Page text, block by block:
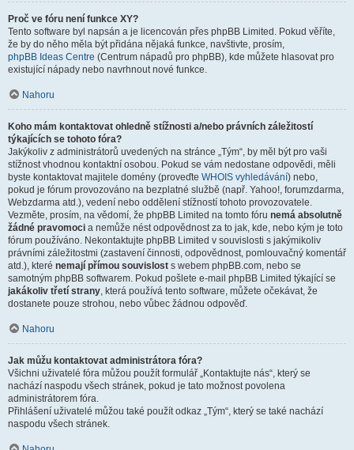
Proč ve fóru není funkce XY?
Tento software byl napsán a je licencován přes phpBB Limited. Pokud věříte,
že by do něho měla být přidána nějaká funkce, navštivte, prosím,
phpBB Ideas Centre (Centrum nápadů pro phpBB), kde můžete hlasovat pro
existující nápady nebo navrhnout nové funkce.
Nahoru
Koho mám kontaktovat ohledně stížnosti a/nebo právních záležitostí
týkajících se tohoto fóra?
Jakýkoliv z administrátorů uvedených na stránce „Tým“, by měl být pro vaši
stížnost vhodnou kontaktní osobou. Pokud se vám nedostane odpovědi, měli
byste kontaktovat majitele domény (proveďte WHOIS vyhledávání) nebo,
pokud je fórum provozováno na bezplatné službě (např. Yahoo!, forumzdarma,
Webzdarma atd.), vedení nebo oddělení stížností tohoto provozovatele.
Vezměte, prosím, na vědomí, že phpBB Limited na tomto fóru nemá absolutně
žádné pravomoci a nemůže nést odpovědnost za to jak, kde, nebo kým je toto
fórum používáno. Nekontaktujte phpBB Limited v souvislosti s jakýmikoliv
právními záležitostmi (zastavení činnosti, odpovědnost, pomlouvačný komentář
atd.), které nemají přímou souvislost s webem phpBB.com, nebo se
samotným phpBB softwarem. Pokud pošlete e-mail phpBB Limited týkající se
jakákoliv třetí strany, která používá tento software, můžete očekávat, že
dostanete pouze strohou, nebo vůbec žádnou odpověď.
Nahoru
Jak můžu kontaktovat administrátora fóra?
Všichni uživatelé fóra můžou použít formulář „Kontaktujte nás“, který se
nachází naspodu všech stránek, pokud je tato možnost povolena
administrátorem fóra.
Přihlášení uživatelé můžou také použít odkaz „Tým“, který se také nachází
naspodu všech stránek.